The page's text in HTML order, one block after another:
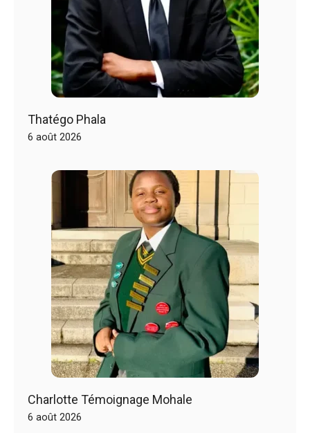
Thatégo Phala
6 août 2026
Charlotte Témoignage Mohale
6 août 2026